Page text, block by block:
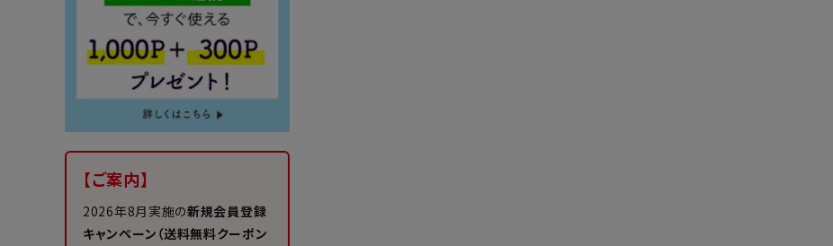
【ご案内】
2026年8月実施の新規会員登録
キャンペーン（送料無料クーポン